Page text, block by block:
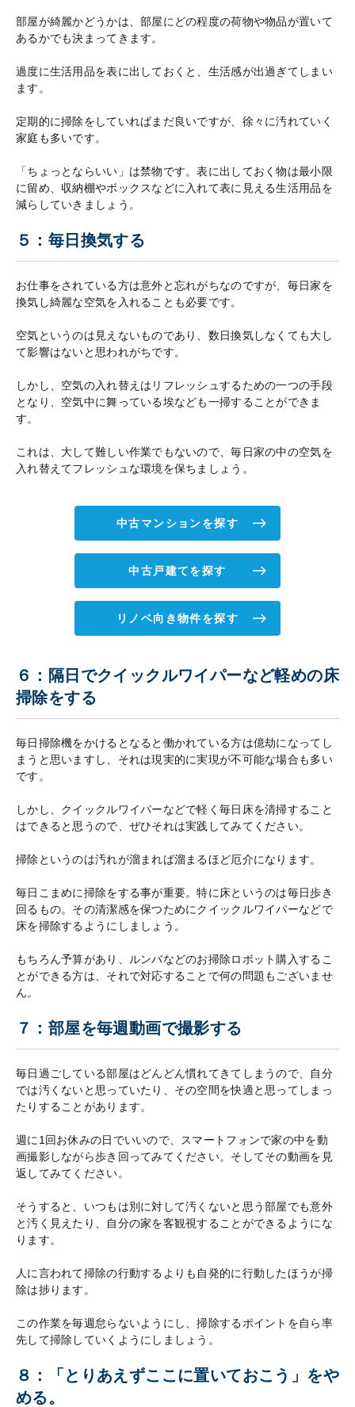
部屋が綺麗かどうかは、部屋にどの程度の荷物や物品が置いて
あるかでも決まってきます。
過度に生活用品を表に出しておくと、生活感が出過ぎてしまい
ます。
定期的に掃除をしていればまだ良いですが、徐々に汚れていく
家庭も多いです。
「ちょっとならいい」は禁物です。表に出しておく物は最小限
に留め、収納棚やボックスなどに入れて表に見える生活用品を
減らしていきましょう。
５：毎日換気する
お仕事をされている方は意外と忘れがちなのですが、毎日家を
換気し綺麗な空気を入れることも必要です。
空気というのは見えないものであり、数日換気しなくても大し
て影響はないと思われがちです。
しかし、空気の入れ替えはリフレッシュするための一つの手段
となり、空気中に舞っている埃なども一掃することができま
す。
これは、大して難しい作業でもないので、毎日家の中の空気を
入れ替えてフレッシュな環境を保ちましょう。
中古マンションを探す
中古戸建てを探す
リノベ向き物件を探す
６：隔日でクイックルワイパーなど軽めの床
掃除をする
毎日掃除機をかけるとなると働かれている方は億劫になってし
まうと思いますし、それは現実的に実現が不可能な場合も多い
です。
しかし、クイックルワイパーなどで軽く毎日床を清掃すること
はできると思うので、ぜひそれは実践してみてください。
掃除というのは汚れが溜まれば溜まるほど厄介になります。
毎日こまめに掃除をする事が重要。特に床というのは毎日歩き
回るもの。その清潔感を保つためにクイックルワイパーなどで
床を掃除するようにしましょう。
もちろん予算があり、ルンバなどのお掃除ロボット購入するこ
とができる方は、それで対応することで何の問題もございませ
ん。
７：部屋を毎週動画で撮影する
毎日過ごしている部屋はどんどん慣れてきてしまうので、自分
では汚くないと思っていたり、その空間を快適と思ってしまっ
たりすることがあります。
週に1回お休みの日でいいので、スマートフォンで家の中を動
画撮影しながら歩き回ってみてください。そしてその動画を見
返してみてください。
そうすると、いつもは別に対して汚くないと思う部屋でも意外
と汚く見えたり、自分の家を客観視することができるようにな
ります。
人に言われて掃除の行動するよりも自発的に行動したほうが掃
除は捗ります。
この作業を毎週怠らないようにし、掃除するポイントを自ら率
先して掃除していくようにしましょう。
８：「とりあえずここに置いておこう」をや
める。